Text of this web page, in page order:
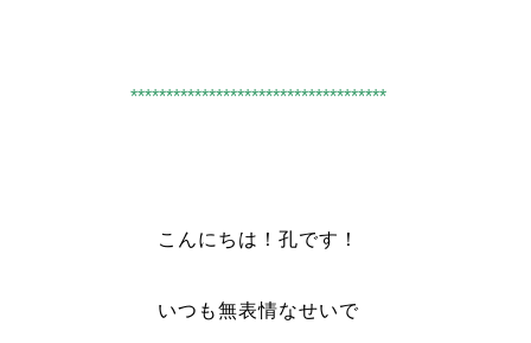
************************************
こんにちは！孔です！
いつも無表情なせいで